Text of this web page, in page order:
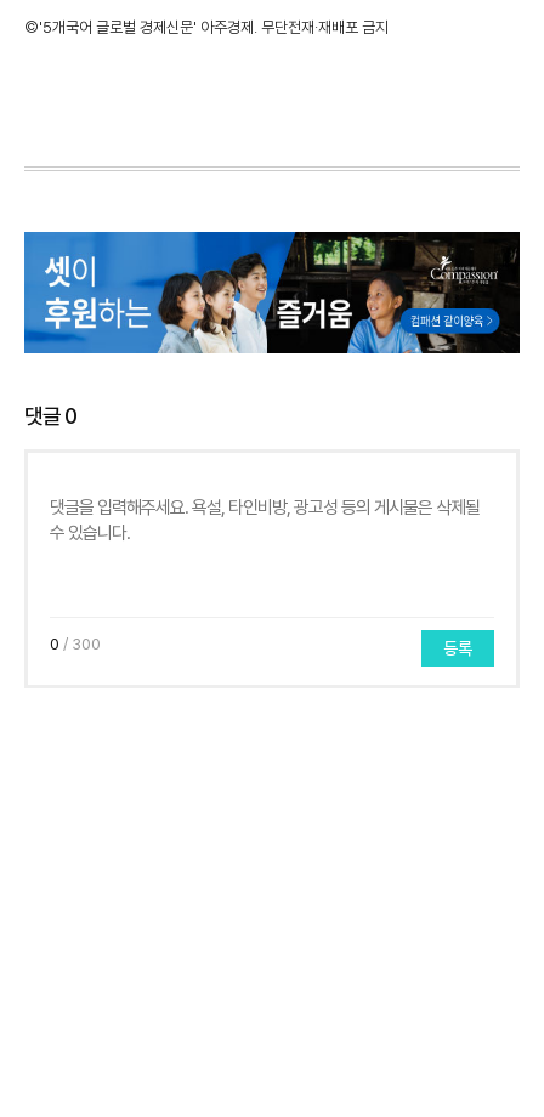
©'5개국어 글로벌 경제신문' 아주경제. 무단전재·재배포 금지
댓글0
0 / 300 등록